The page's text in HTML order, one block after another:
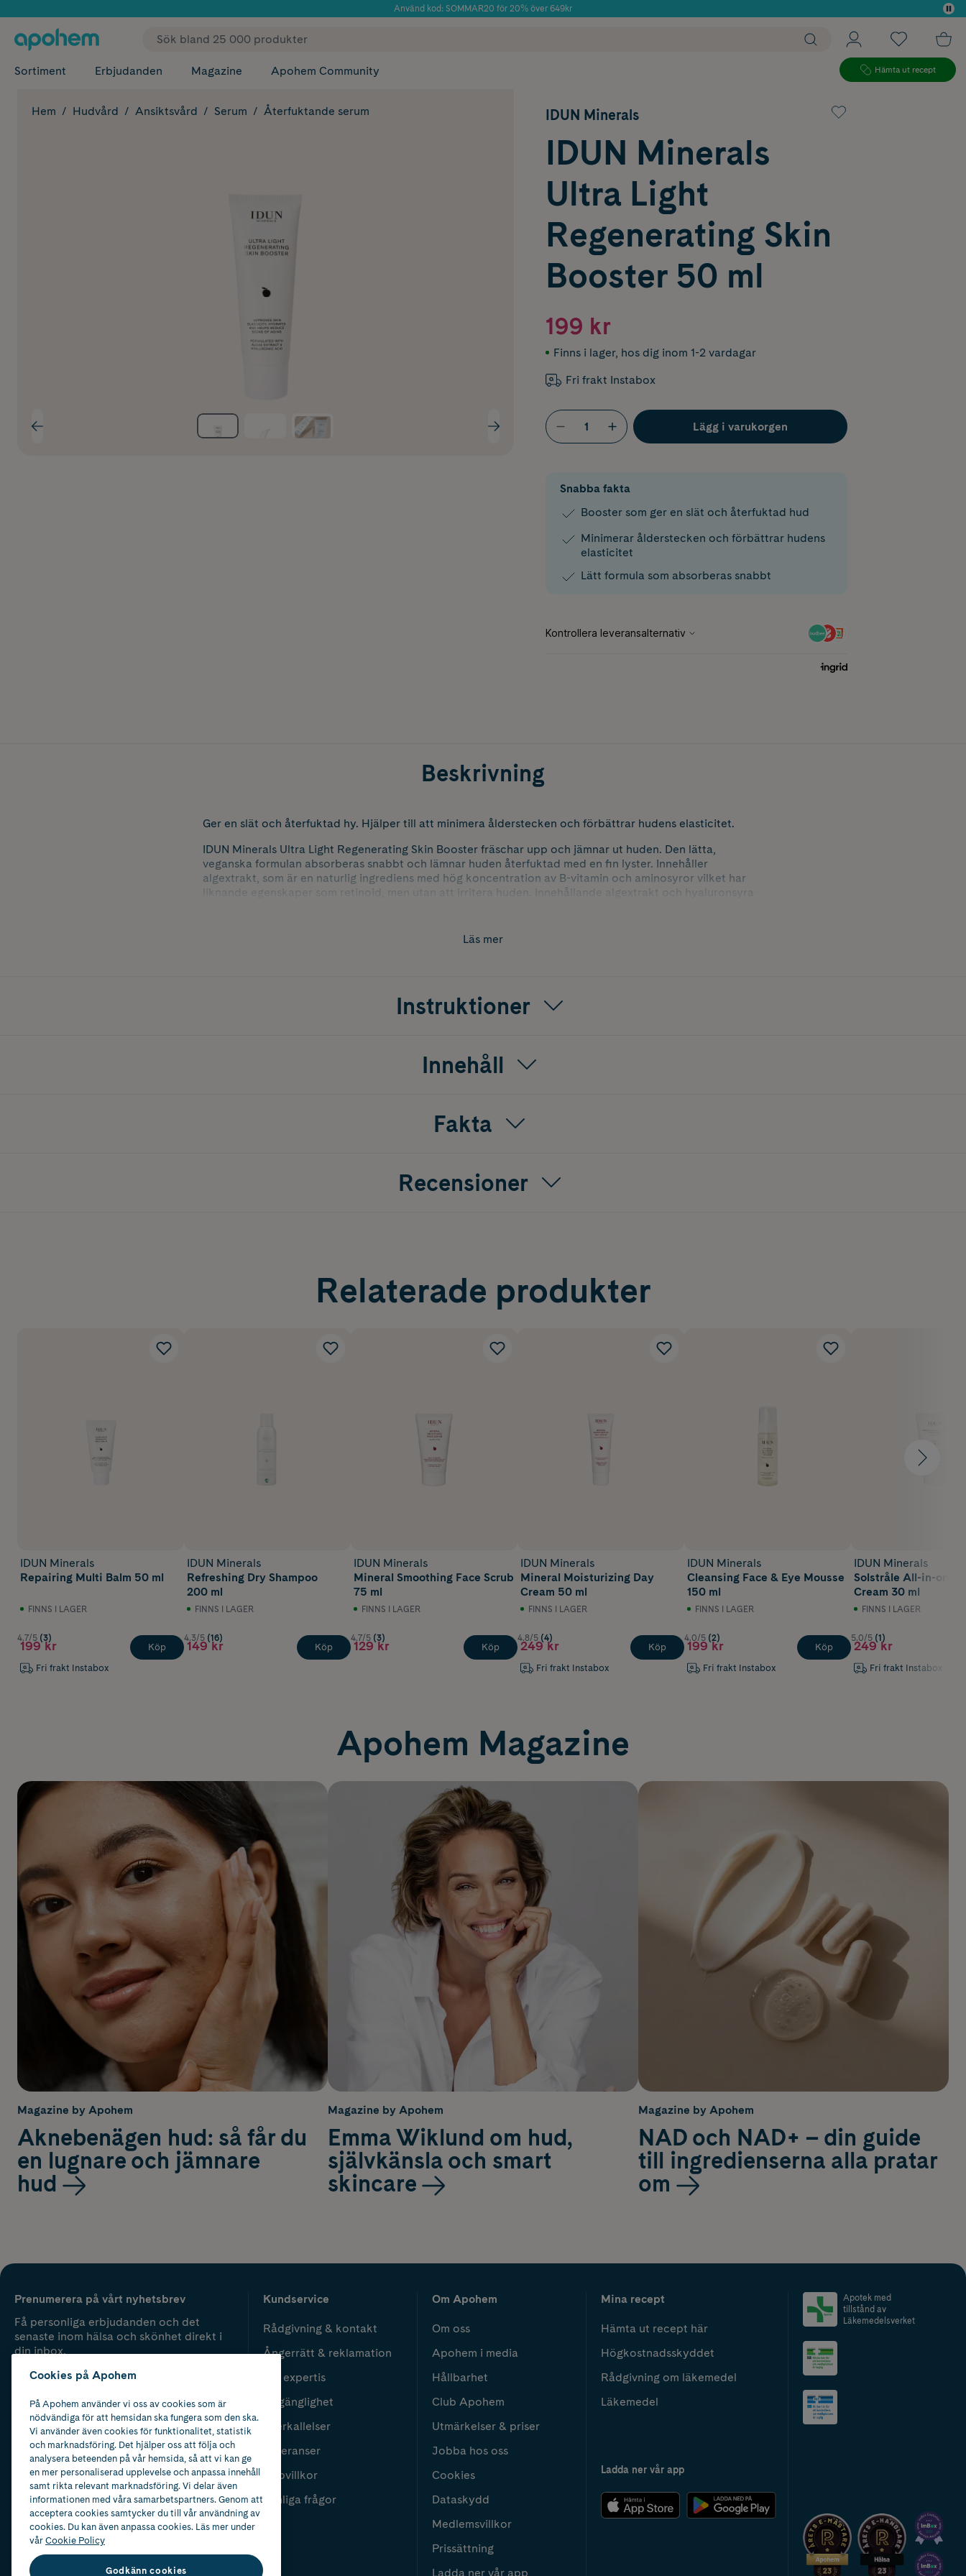
Använd kod: SOMMAR20 för 20% över 649kr
✓ Fri frakt
Sortiment Erbjudanden Magazine Apohem Community Hämta ut recept
Hem Hudvård Ansiktsvård Serum Återfuktande serum IDUN Minerals
IDUN Minerals
Ultra Light
Regenerating Skin
Booster 50 ml
199 kr
Finns i lager, hos dig inom 1-2 vardagar
Fri frakt Instabox
Lägg i varukorgen
Snabba fakta
Booster som ger en slät och återfuktad hud
Minimerar ålderstecken och förbättrar hudens
elasticitet
Lätt formula som absorberas snabbt
Beskrivning
Ger en slät och återfuktad hy. Hjälper till att minimera ålderstecken och förbättrar hudens elasticitet.
IDUN Minerals Ultra Light Regenerating Skin Booster fräschar upp och jämnar ut huden. Den lätta,
veganska formulan absorberas snabbt och lämnar huden återfuktad med en fin lyster. Innehåller
algextrakt, som är en naturlig ingrediens med hög koncentration av B-vitamin och aminosyror vilket har
liknande egenskaper som retinoid, men utan att irritera huden. Innehållande algextrakt och hyaluronsyra
Läs mer
Instruktioner
Innehåll
Fakta
Recensioner
Relaterade produkter
IDUN Minerals
Repairing Multi Balm 50 ml
FINNS I LAGER
4.7/5 (3)
199 kr
Fri frakt Instabox
Köp
IDUN Minerals
Refreshing Dry Shampoo
200 ml
FINNS I LAGER
4.3/5 (16)
149 kr Köp
IDUN Minerals
Mineral Smoothing Face Scrub
75 ml
FINNS I LAGER
4.7/5 (3)
129 kr Köp
IDUN Minerals
Mineral Moisturizing Day
Cream 50 ml
FINNS I LAGER
4.8/5 (4)
249 kr
Fri frakt Instabox
Köp
IDUN Minerals
Cleansing Face & Eye Mousse
150 ml
FINNS I LAGER
4.0/5 (2)
199 kr
Fri frakt Instabox
Köp
IDUN Minerals
Solstråle All-in-one
Cream 30 ml
FINNS I LAGER
5.0/5 (1)
249 kr
Fri frakt Instabox
Apohem Magazine
Magazine by Apohem
Aknebenägen hud: så får du
en lugnare och jämnare
hud
Magazine by Apohem
Emma Wiklund om hud,
självkänsla och smart
skincare
Magazine by Apohem
NAD och NAD+ – din guide
till ingredienserna alla pratar
om
Prenumerera på vårt nyhetsbrev
Få personliga erbjudanden och det
senaste inom hälsa och skönhet direkt i
din inbox.
Kundservice
Rådgivning & kontakt
Ångerrätt & reklamation
Vår expertis
Tillgänglighet
Återkallelser
Leveranser
Köpvillkor
Vanliga frågor
Om Apohem
Om oss
Apohem i media
Hållbarhet
Club Apohem
Utmärkelser & priser
Jobba hos oss
Cookies
Dataskydd
Medlemsvillkor
Prissättning
Ladda ner vår app
Mina recept
Hämta ut recept här
Högkostnadsskyddet
Rådgivning om läkemedel
Läkemedel
Ladda ner vår app
Apotek med
tillstånd av
Läkemedelsverket
2024
Cookies på Apohem
På Apohem använder vi oss av cookies som är
nödvändiga för att hemsidan ska fungera som den ska.
Vi använder även cookies för funktionalitet, statistik
och marknadsföring. Det hjälper oss att följa och
analysera beteenden på vår hemsida, så att vi kan ge
en mer personaliserad upplevelse och anpassa innehåll
samt rikta relevant marknadsföring. Vi delar även
informationen med våra samarbetspartners. Genom att
acceptera cookies samtycker du till vår användning av
cookies. Du kan även anpassa cookies. Läs mer under
vårCookie Policy
Godkänn cookies